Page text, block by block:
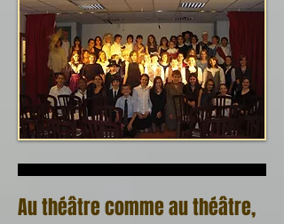
Au théâtre comme au théâtre,